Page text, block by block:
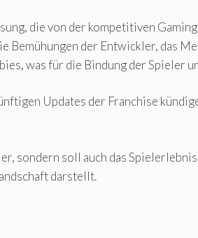
die von der kompetitiven
Bemühungen der Entwickler, das
was für die Bindung der Spieler
Updates der Franchise
sondern soll auch das
darstellt.